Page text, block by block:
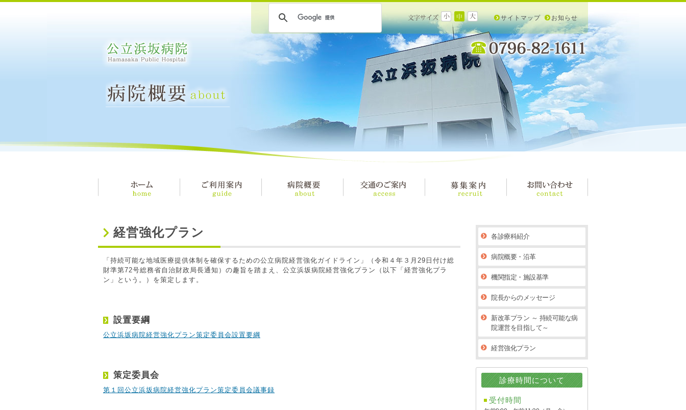
サイトマップ お知らせ
経営強化プラン
「持続可能な地域医療提供体制を確保するための公立病院経営強化ガイドライン」（令和４年３月29日付け総
財準第72号総務省自治財政局長通知）の趣旨を踏まえ、公立浜坂病院経営強化プラン（以下「経営強化プラ
ン」という。）を策定します。
設置要綱
公立浜坂病院経営強化プラン策定委員会設置要綱
策定委員会
第１回公立浜坂病院経営強化プラン策定委員会議事録
各診療科紹介
病院概要・沿革
機関指定・施設基準
院長からのメッセージ
新改革プラン ～ 持続可能な病
院運営を目指して～
経営強化プラン
診療時間について
受付時間